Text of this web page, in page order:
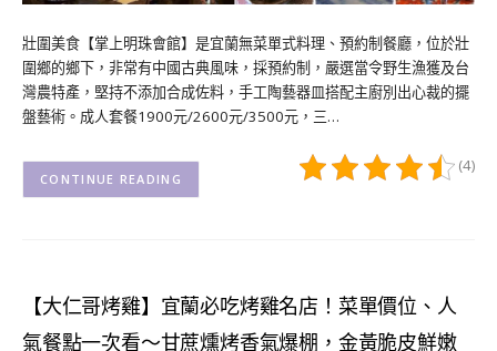
壯圍美食【掌上明珠會館】是宜蘭無菜單式料理、預約制餐廳，位於壯
圍鄉的鄉下，非常有中國古典風味，採預約制，嚴選當令野生漁獲及台
灣農特產，堅持不添加合成佐料，手工陶藝器皿搭配主廚別出心裁的擺
盤藝術。成人套餐1900元/2600元/3500元，三…
(4)
CONTINUE READING
【大仁哥烤雞】宜蘭必吃烤雞名店！菜單價位、人
氣餐點一次看～甘蔗燻烤香氣爆棚，金黃脆皮鮮嫩